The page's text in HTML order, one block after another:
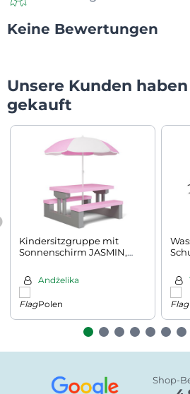
Keine Bewertungen
Unsere Kunden
gekauft
Kindersitzgruppe mit
Sonnenschirm JASMIN,
Andżelika
Polen
Shop-